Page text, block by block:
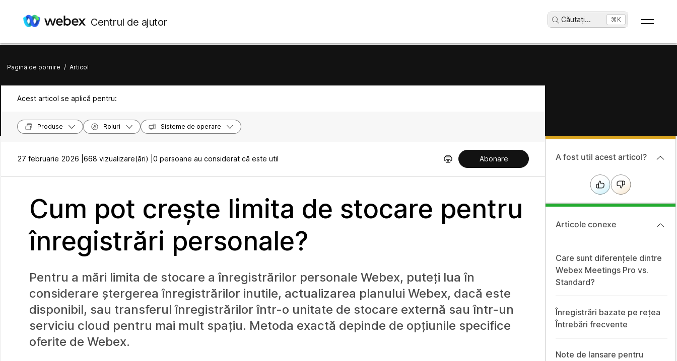
Centrul de ajutor Căutați... ⌘K
Pagină de pornire / Articol
Acest articol se aplică pentru:
Produse Roluri Sisteme de operare
27 februarie 2026 | 668 vizualizare(ări) | 0 persoane au considerat că este util Abonare
Cum pot crește limita de stocare pentru
înregistrări personale?
Pentru a mări limita de stocare a înregistrărilor personale Webex, puteți lua în
considerare ștergerea înregistrărilor inutile, actualizarea planului Webex, dacă este
disponibil, sau transferul înregistrărilor într-o unitate de stocare externă sau într-un
serviciu cloud pentru mai mult spațiu. Metoda exactă depinde de opțiunile specifice
oferite de Webex.
A fost util acest articol?
Articole conexe
Care sunt diferențele dintre
Webex Meetings Pro vs.
Standard?
Înregistrări bazate pe rețea
Întrebări frecvente
Note de lansare pentru